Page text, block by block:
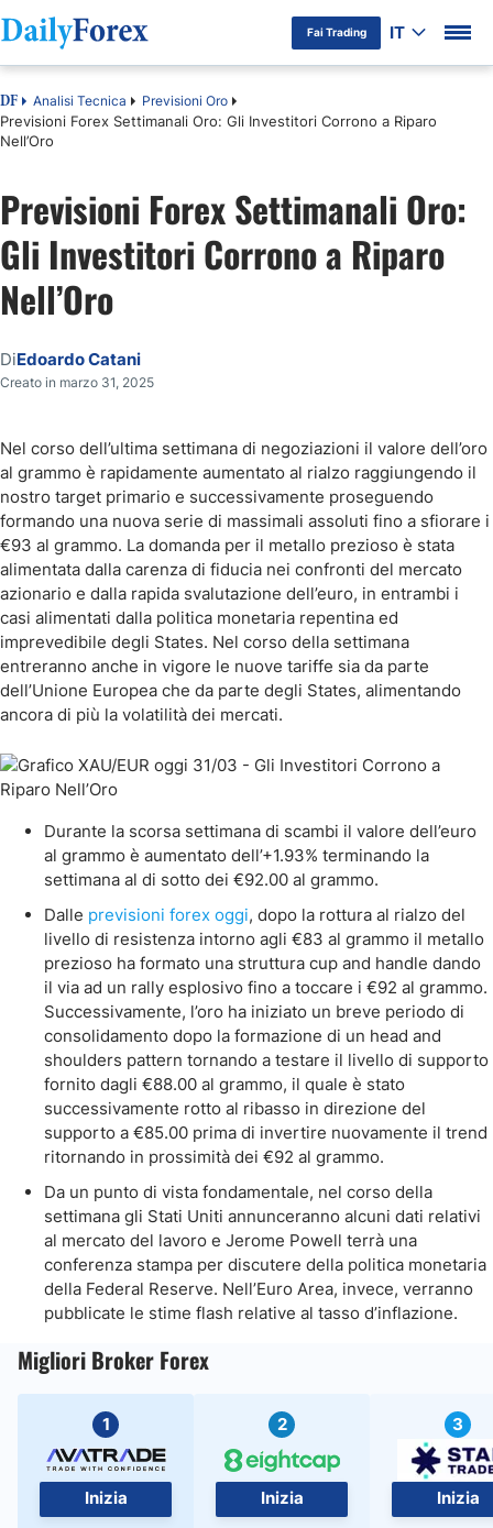
Fai Trading IT
DF Analisi Tecnica Previsioni Oro
Previsioni Forex Settimanali Oro: Gli Investitori Corrono a Riparo
Nell’Oro
Previsioni Forex Settimanali Oro:
Gli Investitori Corrono a Riparo
Nell’Oro
DiEdoardo Catani
Creato in marzo 31, 2025
Nel corso dell’ultima settimana di negoziazioni il valore dell’oro
al grammo è rapidamente aumentato al rialzo raggiungendo il
nostro target primario e successivamente proseguendo
formando una nuova serie di massimali assoluti fino a sfiorare i
€93 al grammo. La domanda per il metallo prezioso è stata
alimentata dalla carenza di fiducia nei confronti del mercato
azionario e dalla rapida svalutazione dell’euro, in entrambi i
casi alimentati dalla politica monetaria repentina ed
imprevedibile degli States. Nel corso della settimana
entreranno anche in vigore le nuove tariffe sia da parte
dell’Unione Europea che da parte degli States, alimentando
ancora di più la volatilità dei mercati.
Durante la scorsa settimana di scambi il valore dell’euro
al grammo è aumentato dell’+1.93% terminando la
settimana al di sotto dei €92.00 al grammo.
Dalle previsioni forex oggi, dopo la rottura al rialzo del
livello di resistenza intorno agli €83 al grammo il metallo
prezioso ha formato una struttura cup and handle dando
il via ad un rally esplosivo fino a toccare i €92 al grammo.
Successivamente, l’oro ha iniziato un breve periodo di
consolidamento dopo la formazione di un head and
shoulders pattern tornando a testare il livello di supporto
fornito dagli €88.00 al grammo, il quale è stato
successivamente rotto al ribasso in direzione del
supporto a €85.00 prima di invertire nuovamente il trend
ritornando in prossimità dei €92 al grammo.
Da un punto di vista fondamentale, nel corso della
settimana gli Stati Uniti annunceranno alcuni dati relativi
al mercato del lavoro e Jerome Powell terrà una
conferenza stampa per discutere della politica monetaria
della Federal Reserve. Nell’Euro Area, invece, verranno
pubblicate le stime flash relative al tasso d’inflazione.
Migliori Broker Forex
1
Inizia
2
Inizia
3
Inizia